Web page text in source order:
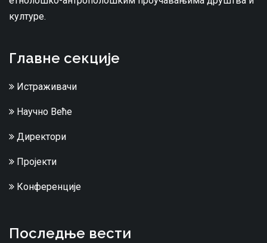
културе.
Главне секције
Истраживачи
Научно Веће
Директори
Пројекти
Конференције
Последње вести